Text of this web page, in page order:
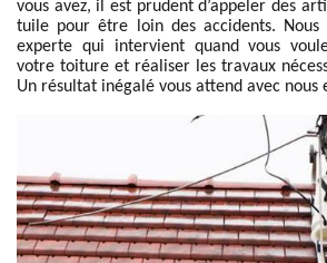
vous avez, il est prudent d’appeler des
tuile pour être loin des accidents. Nous
experte qui intervient quand vous
votre toiture et réaliser les travaux
Un résultat inégalé vous attend avec nous